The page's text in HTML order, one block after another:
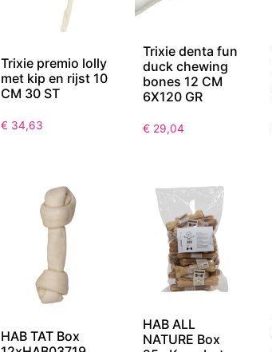
Trixie premio lolly
met kip en rijst 10
CM 30 ST
€ 34,63
Trixie denta fun
duck chewing
bones 12 CM
6X120 GR
€ 29,04
HAB TAT Box
HAB ALL
NATURE Box